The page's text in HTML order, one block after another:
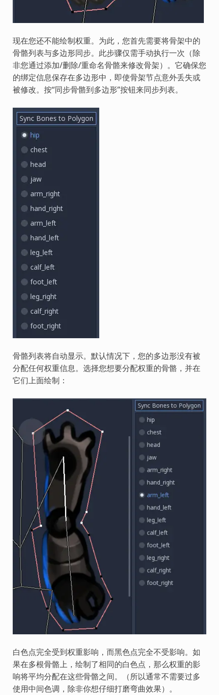
现在您还不能绘制权重。为此，您首先需要将骨架中的
骨骼列表与多边形同步。此步骤仅需手动执行一次（除
非您通过添加/删除/重命名骨骼来修改骨架）。它确保您
的绑定信息保存在多边形中，即使骨架节点意外丢失或
被修改。按“同步骨骼到多边形”按钮来同步列表。
骨骼列表将自动显示。默认情况下，您的多边形没有被
分配任何权重信息。选择您想要分配权重的骨骼，并在
它们上面绘制：
白色点完全受到权重影响，而黑色点完全不受影响。如
果在多根骨骼上，绘制了相同的白色点，那么权重的影
响将平均分配在这些骨骼之间。（所以通常不需要过多
使用中间色调，除非你想仔细打磨弯曲效果）。